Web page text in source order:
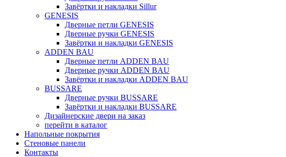
Завёртки и накладки Sillur
GENESIS
Дверные петли GENESIS
Дверные ручки GENESIS
Завёртки и накладки GENESIS
ADDEN BAU
Дверные петли ADDEN BAU
Дверные ручки ADDEN BAU
Завёртки и накладки ADDEN BAU
BUSSARE
Дверные ручки BUSSARE
Завёртки и накладки BUSSARE
Дизайнерские двери на заказ
перейти в каталог
Напольные покрытия
Cтеновые панели
Контакты